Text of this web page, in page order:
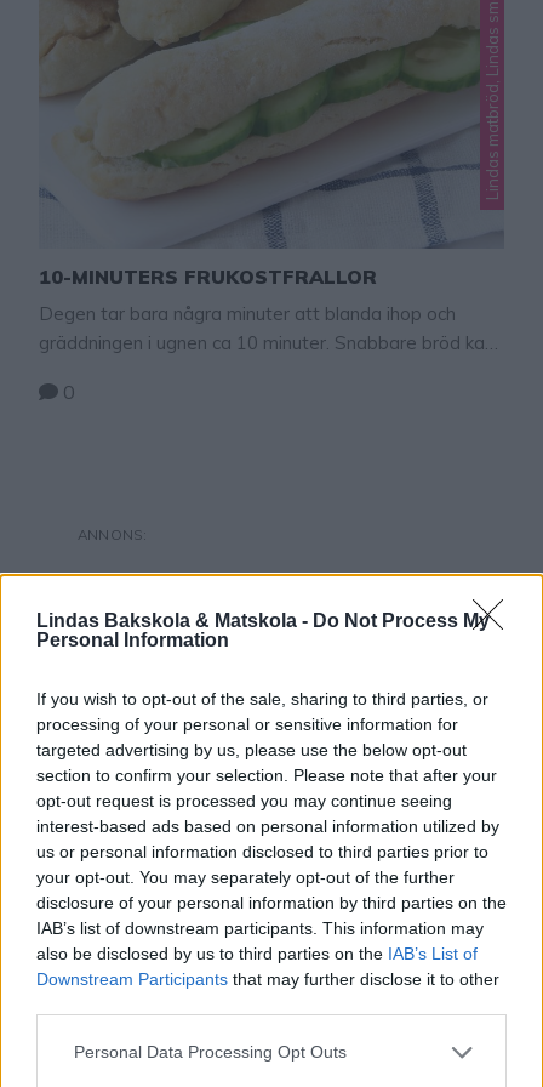
Lindas Bakskola & Matskola - Do Not Process My
Personal Information
If you wish to opt-out of the sale, sharing to third parties, or
processing of your personal or sensitive information for
targeted advertising by us, please use the below opt-out
section to confirm your selection. Please note that after your
opt-out request is processed you may continue seeing
interest-based ads based on personal information utilized by
us or personal information disclosed to third parties prior to
your opt-out. You may separately opt-out of the further
disclosure of your personal information by third parties on the
IAB’s list of downstream participants. This information may
also be disclosed by us to third parties on the IAB’s List of
Downstream Participants that may further disclose it to other
Personal Data Processing Opt Outs
Lindas matbröd, Lindas små bröd
10-MINUTERS FRUKOSTFRALLOR
Degen tar bara några minuter att blanda ihop och
gräddningen i ugnen ca 10 minuter. Snabbare bröd kan
de när de fortfarande är lite ljumna. Njut av de
0